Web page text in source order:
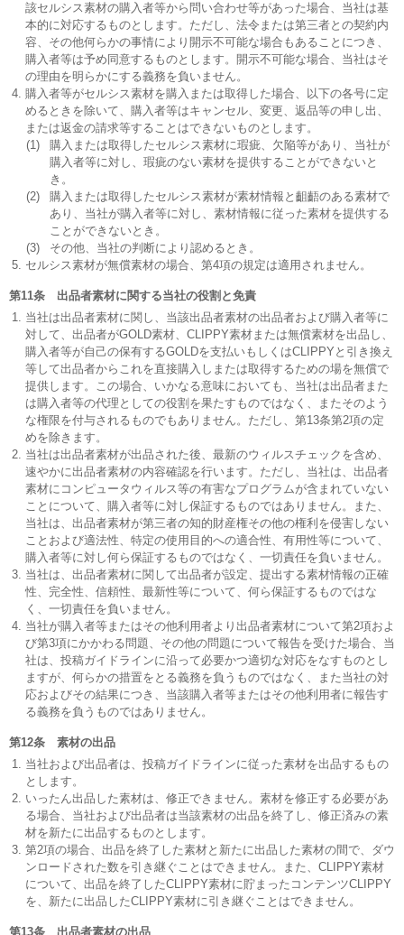
該セルシス素材の購入者等から問い合わせ等があった場合、当社は基
本的に対応するものとします。ただし、法令または第三者との契約内
容、その他何らかの事情により開示不可能な場合もあることにつき、
購入者等は予め同意するものとします。開示不可能な場合、当社はそ
の理由を明らかにする義務を負いません。
購入者等がセルシス素材を購入または取得した場合、以下の各号に定
めるときを除いて、購入者等はキャンセル、変更、返品等の申し出、
または返金の請求等することはできないものとします。
(1)
購入または取得したセルシス素材に瑕疵、欠陥等があり、当社が
購入者等に対し、瑕疵のない素材を提供することができないと
き。
(2)
購入または取得したセルシス素材が素材情報と齟齬のある素材で
あり、当社が購入者等に対し、素材情報に従った素材を提供する
ことができないとき。
(3)
その他、当社の判断により認めるとき。
セルシス素材が無償素材の場合、第4項の規定は適用されません。
第11条 出品者素材に関する当社の役割と免責
当社は出品者素材に関し、当該出品者素材の出品者および購入者等に
対して、出品者がGOLD素材、CLIPPY素材または無償素材を出品し、
購入者等が自己の保有するGOLDを支払いもしくはCLIPPYと引き換え
等して出品者からこれを直接購入しまたは取得するための場を無償で
提供します。この場合、いかなる意味においても、当社は出品者また
は購入者等の代理としての役割を果たすものではなく、またそのよう
な権限を付与されるものでもありません。ただし、第13条第2項の定
めを除きます。
当社は出品者素材が出品された後、最新のウィルスチェックを含め、
速やかに出品者素材の内容確認を行います。ただし、当社は、出品者
素材にコンピュータウィルス等の有害なプログラムが含まれていない
ことについて、購入者等に対し保証するものではありません。また、
当社は、出品者素材が第三者の知的財産権その他の権利を侵害しない
ことおよび適法性、特定の使用目的への適合性、有用性等について、
購入者等に対し何ら保証するものではなく、一切責任を負いません。
当社は、出品者素材に関して出品者が設定、提出する素材情報の正確
性、完全性、信頼性、最新性等について、何ら保証するものではな
く、一切責任を負いません。
当社が購入者等またはその他利用者より出品者素材について第2項およ
び第3項にかかわる問題、その他の問題について報告を受けた場合、当
社は、投稿ガイドラインに沿って必要かつ適切な対応をなすものとし
ますが、何らかの措置をとる義務を負うものではなく、また当社の対
応およびその結果につき、当該購入者等またはその他利用者に報告す
る義務を負うものではありません。
第12条 素材の出品
当社および出品者は、投稿ガイドラインに従った素材を出品するもの
とします。
いったん出品した素材は、修正できません。素材を修正する必要があ
る場合、当社および出品者は当該素材の出品を終了し、修正済みの素
材を新たに出品するものとします。
第2項の場合、出品を終了した素材と新たに出品した素材の間で、ダウ
ンロードされた数を引き継ぐことはできません。また、CLIPPY素材
について、出品を終了したCLIPPY素材に貯まったコンテンツCLIPPY
を、新たに出品したCLIPPY素材に引き継ぐことはできません。
第13条 出品者素材の出品